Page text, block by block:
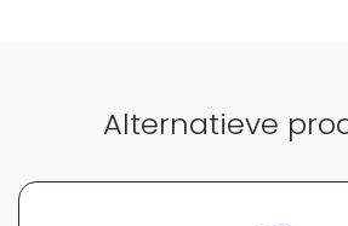
Alternatieve